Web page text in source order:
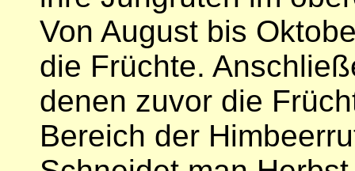
Von August bis
die Früchte.
denen zuvor die
Bereich der